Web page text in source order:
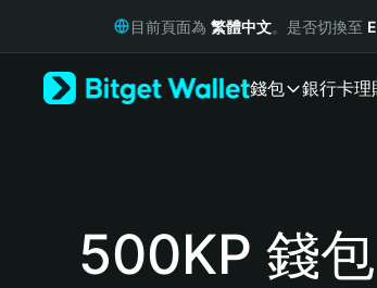
Русский
目前頁面為 繁體中文。是否切換至
錢包 銀行卡理
500KP 錢包